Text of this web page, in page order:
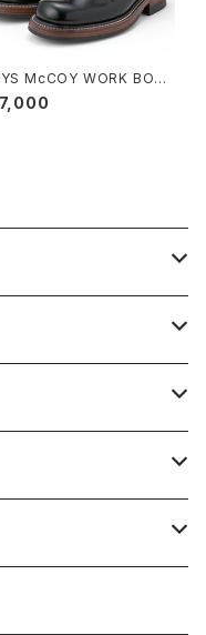
McCOY WORK BOO
GLASS LEATH